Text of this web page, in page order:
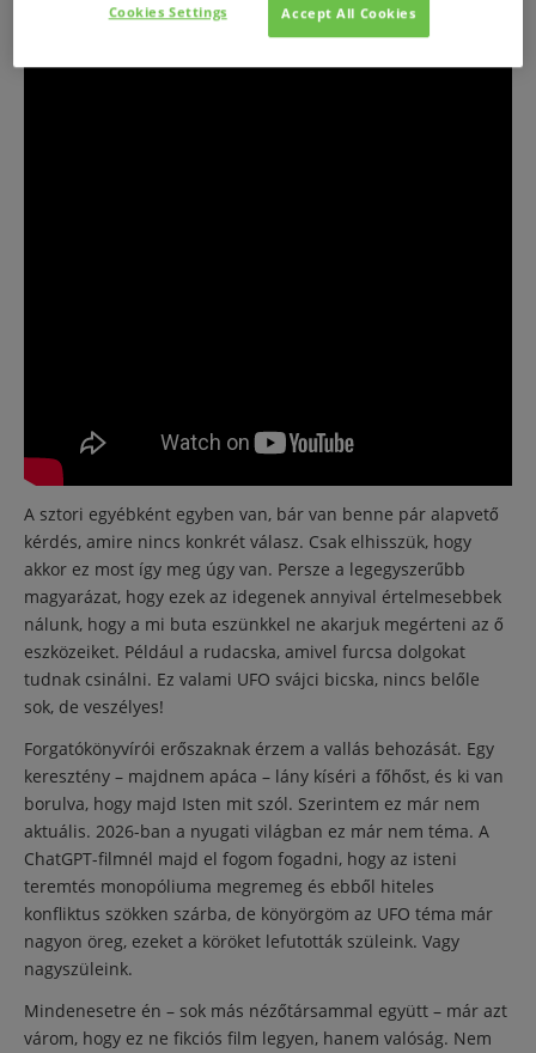
majd másolta, finomította, újracsomagolta őket.
A sztori egyébként egyben van, bár van benne pár alapvető
kérdés, amire nincs konkrét válasz. Csak elhisszük, hogy
akkor ez most így meg úgy van. Persze a legegyszerűbb
magyarázat, hogy ezek az idegenek annyival értelmesebbek
nálunk, hogy a mi buta eszünkkel ne akarjuk megérteni az ő
eszközeiket. Például a rudacska, amivel furcsa dolgokat
tudnak csinálni. Ez valami UFO svájci bicska, nincs belőle
sok, de veszélyes!
Forgatókönyvírói erőszaknak érzem a vallás behozását. Egy
keresztény – majdnem apáca – lány kíséri a főhőst, és ki van
borulva, hogy majd Isten mit szól. Szerintem ez már nem
aktuális. 2026-ban a nyugati világban ez már nem téma. A
ChatGPT-filmnél majd el fogom fogadni, hogy az isteni
teremtés monopóliuma megremeg és ebből hiteles
konfliktus szökken szárba, de könyörgöm az UFO téma már
nagyon öreg, ezeket a köröket lefutották szüleink. Vagy
nagyszüleink.
Mindenesetre én – sok más nézőtársammal együtt – már azt
várom, hogy ez ne fikciós film legyen, hanem valóság. Nem
Accept All Cookies
Cookies Settings